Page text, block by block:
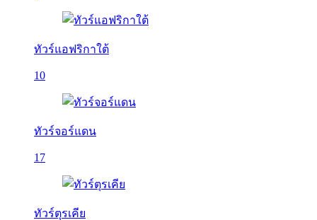
ทัวร์แอฟริกาใต้
10
ทัวร์จอร์แดน
17
ทัวร์ตุรเคีย